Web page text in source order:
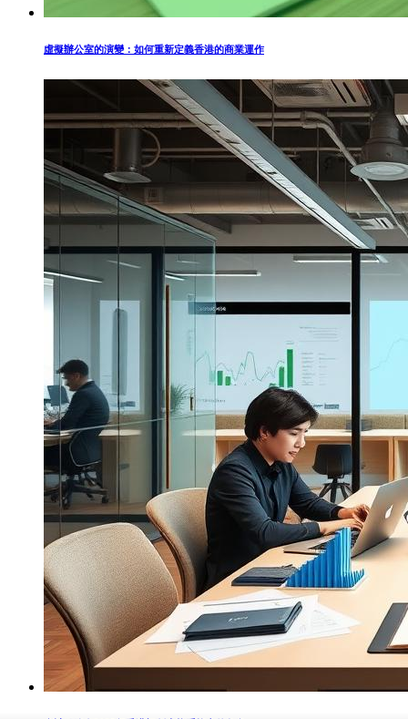
虛擬辦公室的演變：如何重新定義香港的商業運作